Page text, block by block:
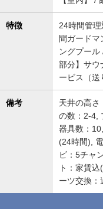
特徴
24時間管
間ガードマ
ングプー
部分】サウ
ービス（送
備考
天井の高さ
の数：2-4,
器具数：
(24時間),
ビ：5チャ
ト：家賃
ーツ交換：